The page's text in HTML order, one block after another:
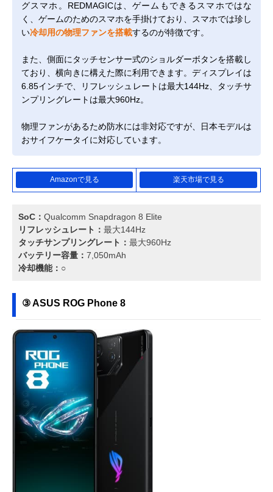
グスマホ。REDMAGICは、ゲームもできるスマホではな
く、ゲームのためのスマホを手掛けており、スマホでは珍し
い冷却用の物理ファンを搭載するのが特徴です。
また、側面にタッチセンサー式のショルダーボタンを搭載し
ており、横向きに構えた際に利用できます。ディスプレイは
6.85インチで、リフレッシュレートは最大144Hz、タッチサ
ンプリングレートは最大960Hz。
物理ファンがあるため防水には非対応ですが、日本モデルは
おサイフケータイに対応しています。
Amazonで見る 楽天市場で見る
SoC： Qualcomm Snapdragon 8 Elite
リフレッシュレート： 最大144Hz
タッチサンプリングレート： 最大960Hz
バッテリー容量： 7,050mAh
冷却機能： ○
③ ASUS ROG Phone 8